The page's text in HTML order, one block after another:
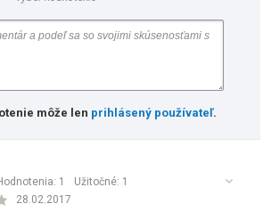
môže len prihlásený používateľ.
1 Užitočné: 1
28.02.2017